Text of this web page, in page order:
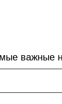
важные